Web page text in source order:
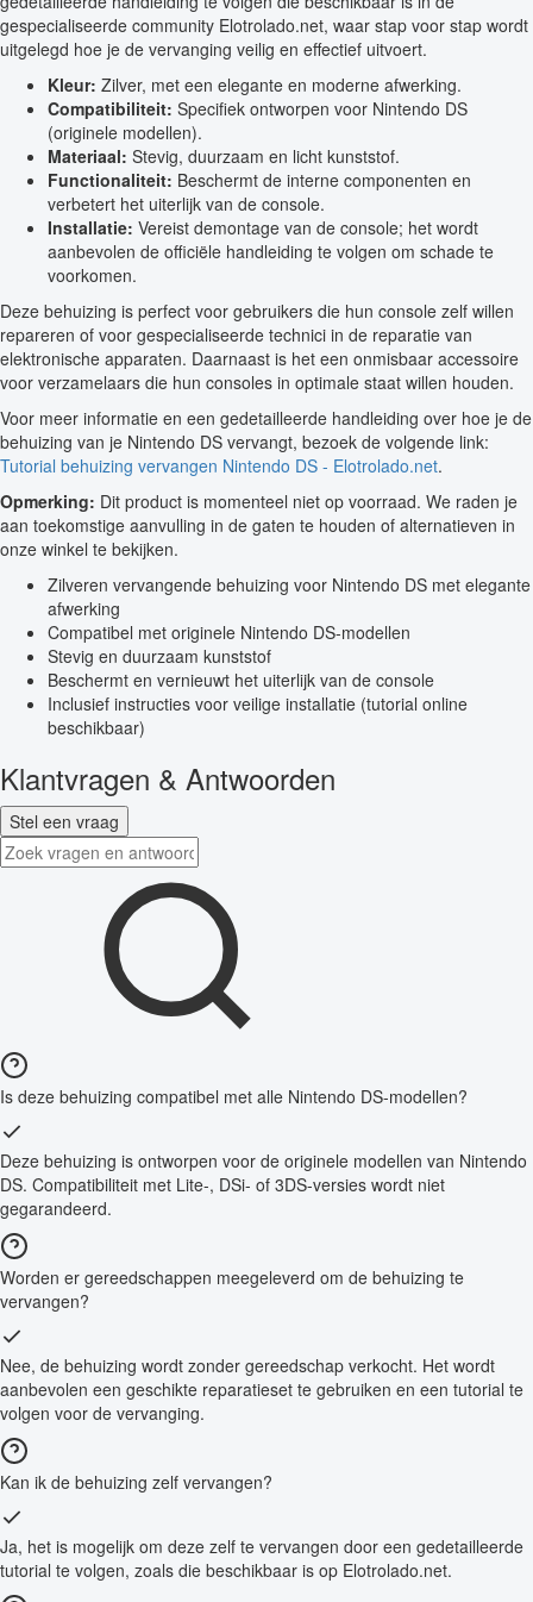
gespecialiseerde community Elotrolado.net, waar stap voor stap wordt
uitgelegd hoe je de vervanging veilig en effectief uitvoert.
Kleur: Zilver, met een elegante en moderne afwerking.
Compatibiliteit: Specifiek ontworpen voor Nintendo DS
(originele modellen).
Materiaal: Stevig, duurzaam en licht kunststof.
Functionaliteit: Beschermt de interne componenten en
verbetert het uiterlijk van de console.
Installatie: Vereist demontage van de console; het wordt
aanbevolen de officiële handleiding te volgen om schade te
voorkomen.
Deze behuizing is perfect voor gebruikers die hun console zelf willen
repareren of voor gespecialiseerde technici in de reparatie van
elektronische apparaten. Daarnaast is het een onmisbaar accessoire
voor verzamelaars die hun consoles in optimale staat willen houden.
Voor meer informatie en een gedetailleerde handleiding over hoe je de
behuizing van je Nintendo DS vervangt, bezoek de volgende link:
Tutorial behuizing vervangen Nintendo DS - Elotrolado.net.
Opmerking: Dit product is momenteel niet op voorraad. We raden je
aan toekomstige aanvulling in de gaten te houden of alternatieven in
onze winkel te bekijken.
Zilveren vervangende behuizing voor Nintendo DS met elegante
afwerking
Compatibel met originele Nintendo DS-modellen
Stevig en duurzaam kunststof
Beschermt en vernieuwt het uiterlijk van de console
Inclusief instructies voor veilige installatie (tutorial online
beschikbaar)
Klantvragen & Antwoorden
Stel een vraag
Is deze behuizing compatibel met alle Nintendo DS-modellen?
Deze behuizing is ontworpen voor de originele modellen van Nintendo
DS. Compatibiliteit met Lite-, DSi- of 3DS-versies wordt niet
gegarandeerd.
Worden er gereedschappen meegeleverd om de behuizing te
vervangen?
Nee, de behuizing wordt zonder gereedschap verkocht. Het wordt
aanbevolen een geschikte reparatieset te gebruiken en een tutorial te
volgen voor de vervanging.
Kan ik de behuizing zelf vervangen?
Ja, het is mogelijk om deze zelf te vervangen door een gedetailleerde
tutorial te volgen, zoals die beschikbaar is op Elotrolado.net.